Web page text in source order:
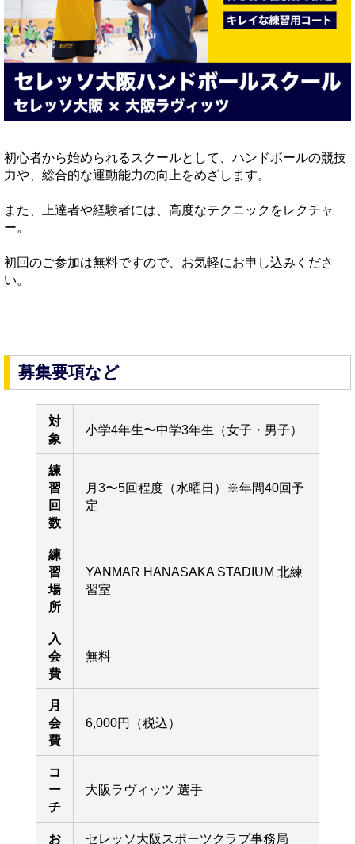
初心者から始められるスクールとして、ハンドボールの競技
力や、総合的な運動能力の向上をめざします。
また、上達者や経験者には、高度なテクニックをレクチャ
ー。
初回のご参加は無料ですので、お気軽にお申し込みくださ
い。
募集要項など
対
象
小学4年生〜中学3年生（女子・男子）
練
習
回
数
月3〜5回程度（水曜日）※年間40回予
定
練
習
場
所
YANMAR HANASAKA STADIUM 北練
習室
入
会
費
無料
月
会
費
6,000円（税込）
コ
ー
チ
大阪ラヴィッツ 選手
お セレッソ大阪スポーツクラブ事務局